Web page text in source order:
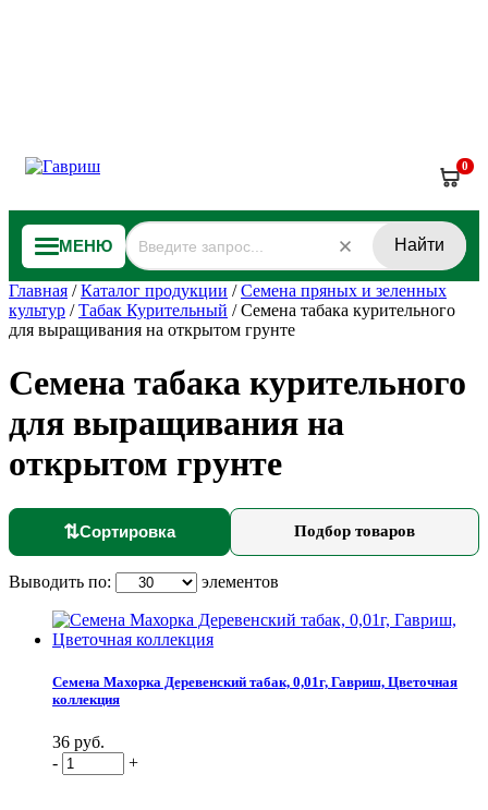
0
МЕНЮ Найти
Главная /Каталог продукции /Семена пряных и зеленных
культур /Табак Курительный /Семена табака курительного
для выращивания на открытом грунте
Семена табака курительного
для выращивания на
открытом грунте
⇅Сортировка Подбор товаров
Выводить по: элементов
Семена Махорка Деревенский табак, 0,01г, Гавриш, Цветочная
коллекция
36 руб.
-
+